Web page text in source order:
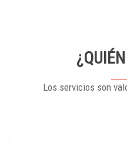
Los servicios son